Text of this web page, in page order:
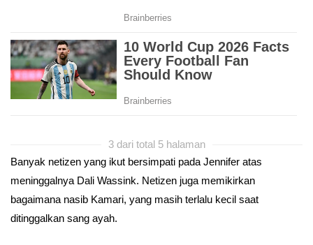
3 dari total 5 halaman
Banyak netizen yang ikut bersimpati pada Jennifer atas
meninggalnya Dali Wassink. Netizen juga memikirkan
bagaimana nasib Kamari, yang masih terlalu kecil saat
ditinggalkan sang ayah.